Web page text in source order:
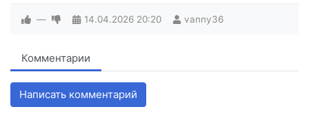
— 14.04.2026 20:20 vanny36
Комментарии
Написать комментарий